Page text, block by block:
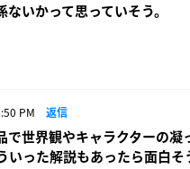
ないかって思っていそう。
PM 返信
で世界観やキャラクターの凝
いった解説もあったら面白そ